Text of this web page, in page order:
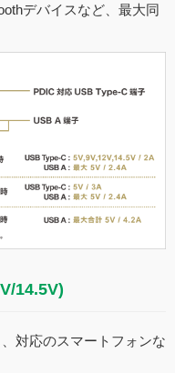
デバイスなど、最大同
14.5V)
対応のスマートフォンな